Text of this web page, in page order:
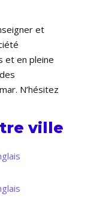
et
et en pleine
N’hésitez
ville